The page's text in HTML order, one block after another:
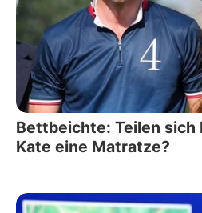
Bettbeichte: Teilen sich
Kate eine Matratze?